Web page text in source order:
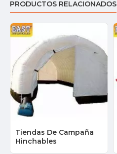
PRODUCTOS RELACIONADOS
Tiendas De Campaña
Hinchables